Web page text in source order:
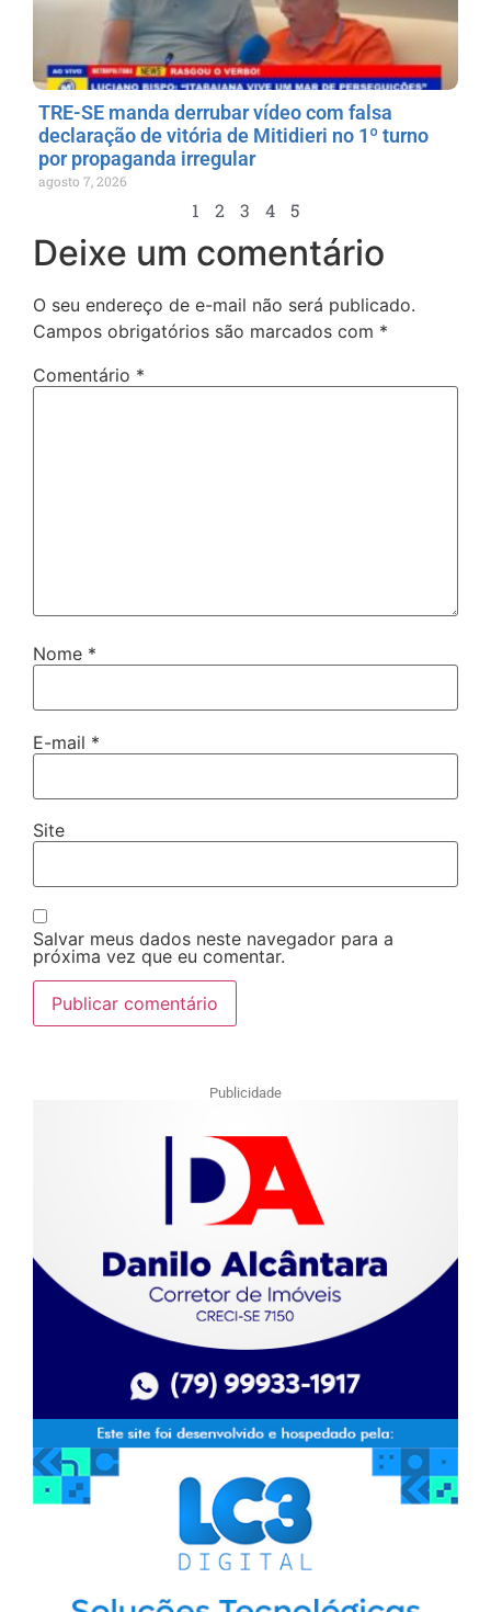
TRE-SE manda derrubar vídeo com falsa
declaração de vitória de Mitidieri no 1º turno
por propaganda irregular
agosto 7, 2026
1 2 3 4 5
Deixe um comentário
O seu endereço de e-mail não será publicado.
Campos obrigatórios são marcados com *
Comentário *
Nome *
E-mail *
Site
Salvar meus dados neste navegador para a
próxima vez que eu comentar.
Publicidade